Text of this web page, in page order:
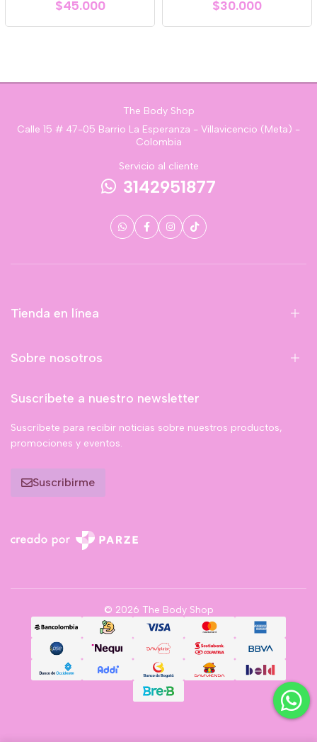
$45.000 $30.000
The Body Shop
Calle 15 # 47-05 Barrio La Esperanza - Villavicencio (Meta) -
Colombia
Servicio al cliente
3142951877
Tienda en línea
Sobre nosotros
Suscríbete a nuestro newsletter
Suscríbete para recibir noticias sobre nuestros productos,
promociones y eventos.
Suscribirme
© 2026 The Body Shop